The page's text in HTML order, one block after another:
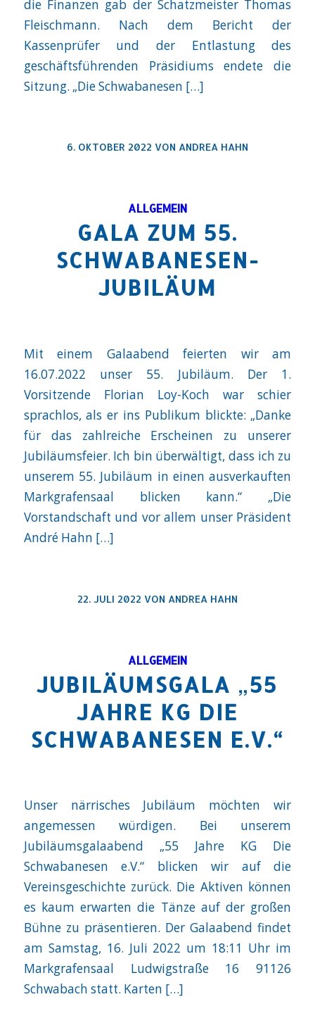
die Finanzen gab der Schatzmeister Thomas
Fleischmann. Nach dem Bericht der
Kassenprüfer und der Entlastung des
geschäftsführenden Präsidiums endete die
Sitzung. „Die Schwabanesen […]
6. OKTOBER 2022 VON ANDREA HAHN
ALLGEMEIN
GALA ZUM 55.
SCHWABANESEN-
JUBILÄUM
Mit einem Galaabend feierten wir am
16.07.2022 unser 55. Jubiläum. Der 1.
Vorsitzende Florian Loy-Koch war schier
sprachlos, als er ins Publikum blickte: „Danke
für das zahlreiche Erscheinen zu unserer
Jubiläumsfeier. Ich bin überwältigt, dass ich zu
unserem 55. Jubiläum in einen ausverkauften
Markgrafensaal blicken kann.“ „Die
Vorstandschaft und vor allem unser Präsident
André Hahn […]
22. JULI 2022 VON ANDREA HAHN
ALLGEMEIN
JUBILÄUMSGALA „55
JAHRE KG DIE
SCHWABANESEN E.V.“
Unser närrisches Jubiläum möchten wir
angemessen würdigen. Bei unserem
Jubiläumsgalaabend „55 Jahre KG Die
Schwabanesen e.V.“ blicken wir auf die
Vereinsgeschichte zurück. Die Aktiven können
es kaum erwarten die Tänze auf der großen
Bühne zu präsentieren. Der Galaabend findet
am Samstag, 16. Juli 2022 um 18:11 Uhr im
Markgrafensaal Ludwigstraße 16 91126
Schwabach statt. Karten […]